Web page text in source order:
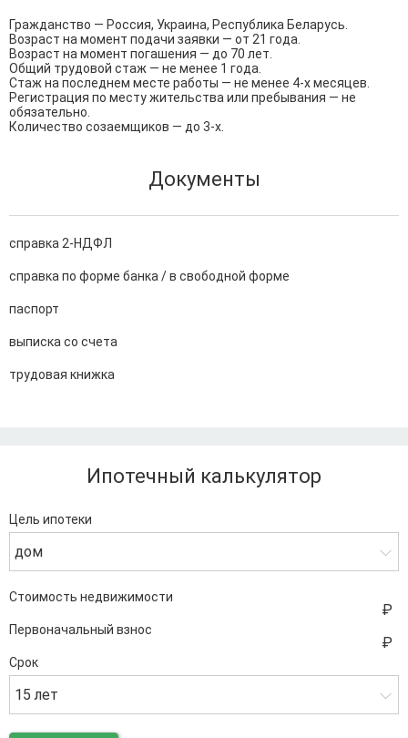
Гражданство — Россия, Украина, Республика Беларусь.
Возраст на момент подачи заявки — от 21 года.
Возраст на момент погашения — до 70 лет.
Общий трудовой стаж — не менее 1 года.
Стаж на последнем месте работы — не менее 4-х месяцев.
Регистрация по месту жительства или пребывания — не
обязательно.
Количество созаемщиков — до 3-х.
Документы
справка 2-НДФЛ
справка по форме банка / в свободной форме
паспорт
выписка со счета
трудовая книжка
Ипотечный калькулятор
Цель ипотеки
дом
Стоимость недвижимости
Первоначальный взнос
Срок
15 лет